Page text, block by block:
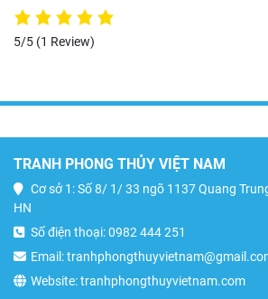
5/5 (1 Review)
TRANH PHONG THỦY VIỆT NAM
Cơ sở 1: Số 8/ 1/ 33 ngõ 1137 Quang
HN
Số điện thoại: 0982 444 251
Email:
Website: tranhphongthuyvietnam.com